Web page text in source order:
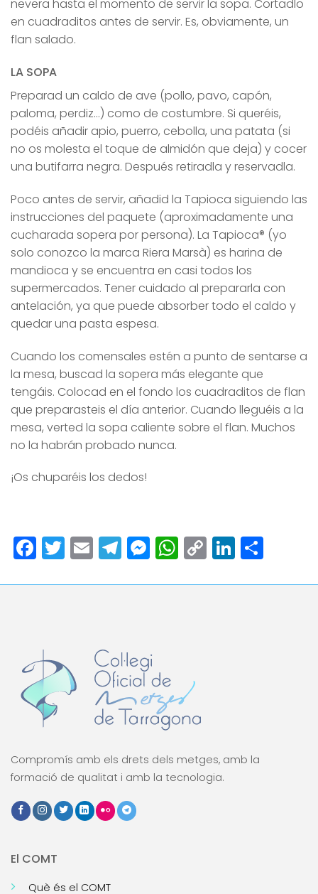
nevera hasta el momento de servir la sopa. Cortadlo
en cuadraditos antes de servir. Es, obviamente, un
flan salado.
LA SOPA
Preparad un caldo de ave (pollo, pavo, capón,
paloma, perdiz…) como de costumbre. Si queréis,
podéis añadir apio, puerro, cebolla, una patata (si
no os molesta el toque de almidón que deja) y cocer
una butifarra negra. Después retiradla y reservadla.
Poco antes de servir, añadid la Tapioca siguiendo las
instrucciones del paquete (aproximadamente una
cucharada sopera por persona). La Tapioca® (yo
solo conozco la marca Riera Marsà) es harina de
mandioca y se encuentra en casi todos los
supermercados. Tener cuidado al prepararla con
antelación, ya que puede absorber todo el caldo y
quedar una pasta espesa.
Cuando los comensales estén a punto de sentarse a
la mesa, buscad la sopera más elegante que
tengáis. Colocad en el fondo los cuadraditos de flan
que preparasteis el día anterior. Cuando lleguéis a la
mesa, verted la sopa caliente sobre el flan. Muchos
no la habrán probado nunca.
¡Os chuparéis los dedos!
Facebook
Twitter
EmailTelegram
Messenger
WhatsApp
Copy
Compromís amb els drets dels metges, amb la
formació de qualitat i amb la tecnologia.
El COMT
Què és el COMT